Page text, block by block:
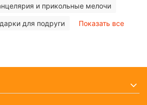
и прикольные мелочи
для подруги Показать все